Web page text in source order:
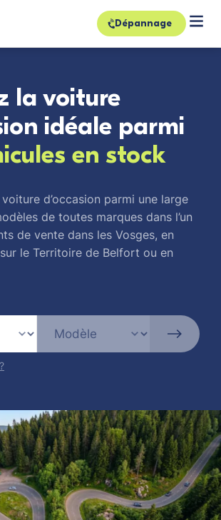
Dépannage
la voiture
idéale parmi
en stock
d’occasion parmi une large
de toutes marques dans l’un
de vente dans les Vosges, en
le Territoire de Belfort ou en